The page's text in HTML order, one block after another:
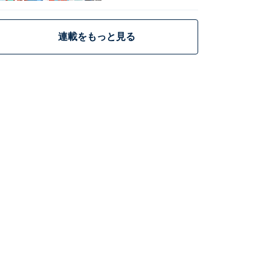
連載をもっと見る